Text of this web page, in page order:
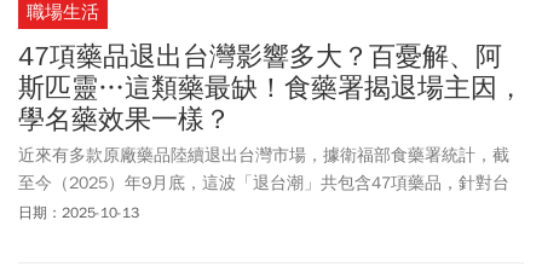
職場生活
47項藥品退出台灣影響多大？百憂解、阿
斯匹靈…這類藥最缺！食藥署揭退場主因，
學名藥效果一樣？
近來有多款原廠藥品陸續退出台灣市場，據衛福部食藥署統計，截
至今（2025）年9月底，這波「退台潮」共包含47項藥品，針對台
灣未來是否會嚴重缺藥，衛福部長石崇良親自現身說法，並強調多
日期：2025-10-13